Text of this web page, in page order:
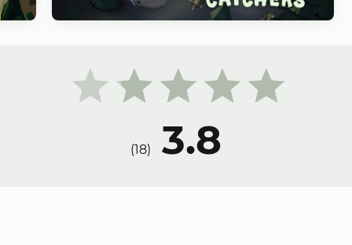
3.8
(
18
)